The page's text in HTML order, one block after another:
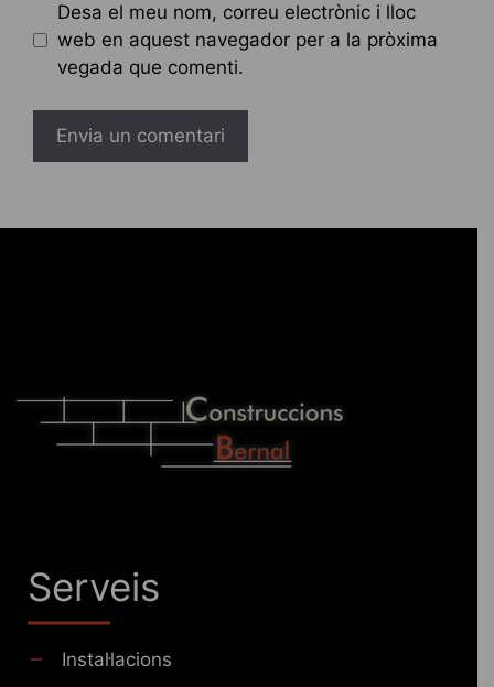
Desa el meu nom, correu electrònic i lloc
web en aquest navegador per a la pròxima
vegada que comenti.
Serveis
Instal·lacions